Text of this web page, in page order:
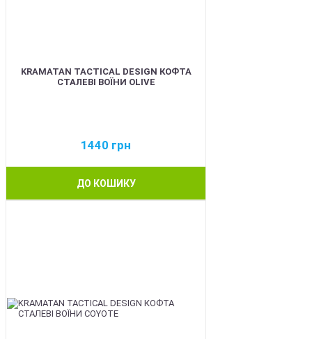
KRAMATAN TACTICAL DESIGN КОФТА
СТАЛЕВІ ВОЇНИ OLIVE
1440 грн
ДО КОШИКУ